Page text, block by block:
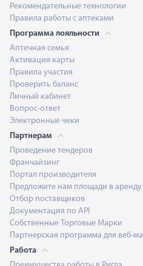
Рекомендательные технологии
Правила работы с аптеками
Программа лояльности
Аптечная семья
Активация карты
Правила участия
Проверить баланс
Личный кабинет
Вопрос-ответ
Электронные чеки
Партнерам
Проведение тендеров
Франчайзинг
Портал производителя
Предложите нам площади в аренду
Отбор поставщиков
Документация по API
Собственные Торговые Марки
Партнерская программа для веб-
Работа